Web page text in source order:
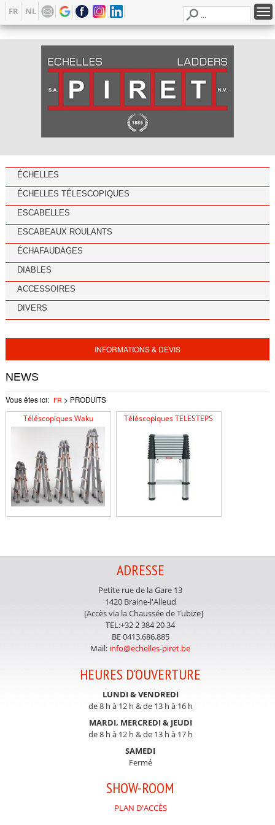
FR NL
ÉCHELLES
ÉCHELLES TÉLESCOPIQUES
ESCABELLES
ESCABEAUX ROULANTS
ÉCHAFAUDAGES
DIABLES
ACCESSOIRES
DIVERS
INFORMATIONS & DEVIS
NEWS
Vous êtes ici: FR > PRODUITS
Téléscopiques Waku
Téléscopiques TELESTEPS
ADRESSE
Petite rue de la Gare 13
1420 Braine-l'Alleud
[Accès via la Chaussée de Tubize]
TEL:+32 2 384 20 34
BE 0413.686.885
Mail: info@echelles-piret.be
HEURES D'OUVERTURE
LUNDI & VENDREDI
de 8 h à 12 h & de 13 h à 16 h
MARDI, MERCREDI & JEUDI
de 8 h à 12 h & de 13 h à 17 h
SAMEDI
Fermé
SHOW-ROOM
PLAN D'ACCÈS